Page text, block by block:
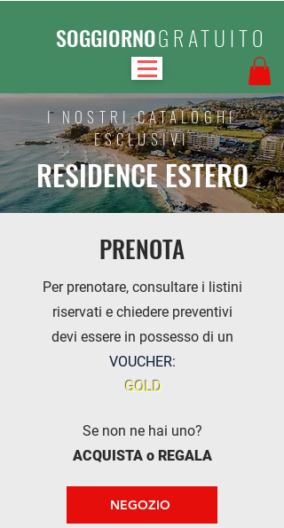
SOGGIORNOGRATUITO
I NOSTRI CATALOGHI
ESCLUSIVI
RESIDENCE ESTERO
PRENOTA
Per prenotare, consultare i listini
riservati e chiedere preventivi
devi essere in possesso di un
VOUCHER:
GOLD
Se non ne hai uno?
ACQUISTA o REGALA
NEGOZIO